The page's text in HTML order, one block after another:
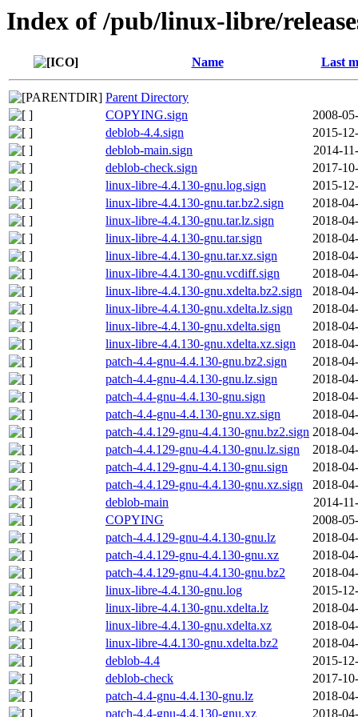
Index of /pub/linux-libre/
Name Last
Parent Directory
COPYING.sign
2008-
deblob-4.4.sign
2015-
deblob-main.sign
2014-
deblob-check.sign
2017-
linux-libre-4.4.130-gnu.log.sign
2015-
linux-libre-4.4.130-gnu.tar.bz2.sign
2018-
linux-libre-4.4.130-gnu.tar.lz.sign
2018-
linux-libre-4.4.130-gnu.tar.sign
2018-
linux-libre-4.4.130-gnu.tar.xz.sign
2018-
linux-libre-4.4.130-gnu.vcdiff.sign
2018-
linux-libre-4.4.130-gnu.xdelta.bz2.sign
2018-
linux-libre-4.4.130-gnu.xdelta.lz.sign
2018-
linux-libre-4.4.130-gnu.xdelta.sign
2018-
linux-libre-4.4.130-gnu.xdelta.xz.sign
2018-
patch-4.4-gnu-4.4.130-gnu.bz2.sign
2018-
patch-4.4-gnu-4.4.130-gnu.lz.sign
2018-
patch-4.4-gnu-4.4.130-gnu.sign
2018-
patch-4.4-gnu-4.4.130-gnu.xz.sign
2018-
patch-4.4.129-gnu-4.4.130-gnu.bz2.sign 2018-
patch-4.4.129-gnu-4.4.130-gnu.lz.sign
2018-
patch-4.4.129-gnu-4.4.130-gnu.sign
2018-
patch-4.4.129-gnu-4.4.130-gnu.xz.sign
2018-
deblob-main
2014-
COPYING
2008-
patch-4.4.129-gnu-4.4.130-gnu.lz
2018-
patch-4.4.129-gnu-4.4.130-gnu.xz
2018-
patch-4.4.129-gnu-4.4.130-gnu.bz2
2018-
linux-libre-4.4.130-gnu.log
2015-
linux-libre-4.4.130-gnu.xdelta.lz
2018-
linux-libre-4.4.130-gnu.xdelta.xz
2018-
linux-libre-4.4.130-gnu.xdelta.bz2
2018-
deblob-4.4
2015-
deblob-check
2017-
patch-4.4-gnu-4.4.130-gnu.lz
2018-
patch-4.4-gnu-4.4.130-gnu.xz
2018-